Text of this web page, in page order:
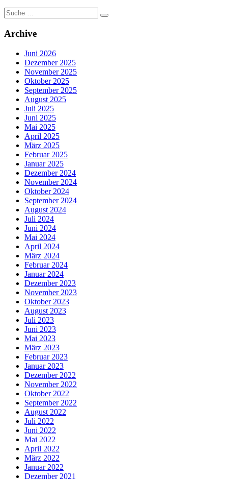
Suche
nach:
Archive
Juni 2026
Dezember 2025
November 2025
Oktober 2025
September 2025
August 2025
Juli 2025
Juni 2025
Mai 2025
April 2025
März 2025
Februar 2025
Januar 2025
Dezember 2024
November 2024
Oktober 2024
September 2024
August 2024
Juli 2024
Juni 2024
Mai 2024
April 2024
März 2024
Februar 2024
Januar 2024
Dezember 2023
November 2023
Oktober 2023
August 2023
Juli 2023
Juni 2023
Mai 2023
März 2023
Februar 2023
Januar 2023
Dezember 2022
November 2022
Oktober 2022
September 2022
August 2022
Juli 2022
Juni 2022
Mai 2022
April 2022
März 2022
Januar 2022
Dezember 2021